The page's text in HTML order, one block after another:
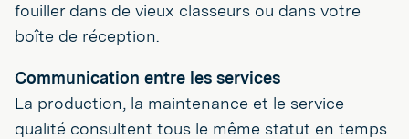
fouiller dans de vieux classeurs ou dans votre
boîte de réception.
Communication entre les services
La production, la maintenance et le service
qualité consultent tous le même statut en temps